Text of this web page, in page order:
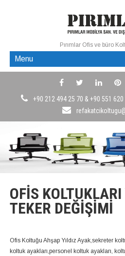
Pırımlar Ofis ve büro
Menu
+90 212 494 25 70 & +90 551
OFIS
TEKER DEĞIŞIMI
Ofis Koltuğu Ahşap Yıldız Ayak,sekreter
koltuk ayakları,personel koltuk ayakları,